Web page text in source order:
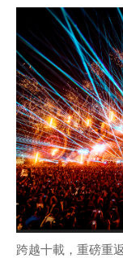
跨越十載，重磅重